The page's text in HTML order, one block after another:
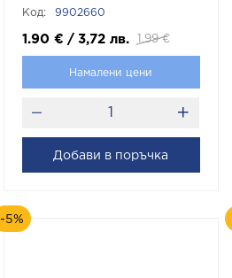
APT1 Черно 9902660 VITO
Код: 9902660
1.90 € / 3,72 лв. 1.99 €
Намалени цени
Добави в поръчка
-5%